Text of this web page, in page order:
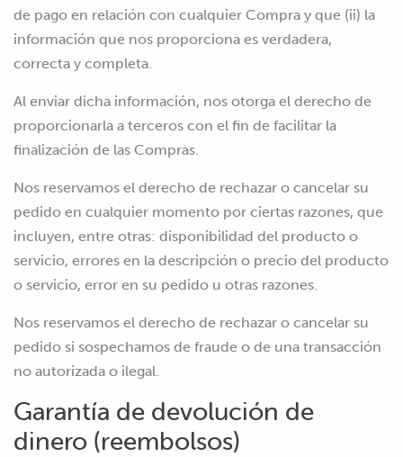
de pago en relación con cualquier Compra y que (ii) la
información que nos proporciona es verdadera,
correcta y completa.
Al enviar dicha información, nos otorga el derecho de
proporcionarla a terceros con el fin de facilitar la
finalización de las Compras.
Nos reservamos el derecho de rechazar o cancelar su
pedido en cualquier momento por ciertas razones, que
incluyen, entre otras: disponibilidad del producto o
servicio, errores en la descripción o precio del producto
o servicio, error en su pedido u otras razones.
Nos reservamos el derecho de rechazar o cancelar su
pedido si sospechamos de fraude o de una transacción
no autorizada o ilegal.
Garantía de devolución de
dinero (reembolsos)